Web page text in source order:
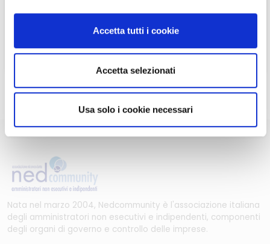
Accetta tutti i cookie
Accetta selezionati
Usa solo i cookie necessari
ASSOCIARSI A NEDCOMMUNITY
Può contattare la Segreteria per maggiori informazioni
info@nedcommunity.com
Nata nel marzo 2004, Nedcommunity è l'associazione italiana
degli amministratori non esecutivi e indipendenti, componenti
degli organi di governo e controllo delle imprese.